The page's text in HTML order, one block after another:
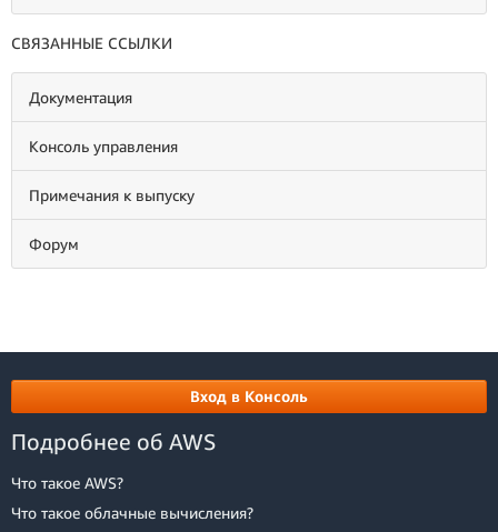
СВЯЗАННЫЕ ССЫЛКИ
Документация
Консоль управления
Примечания к выпуску
Форум
Вход в Консоль
Подробнее об AWS
Что такое AWS?
Что такое облачные вычисления?